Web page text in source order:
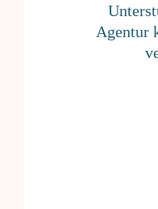
Agentur